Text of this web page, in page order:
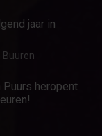
jaar in
Buuren
Puurs heropent